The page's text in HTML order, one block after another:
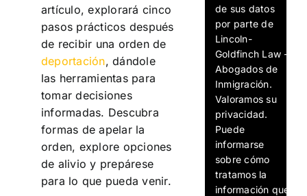
artículo, explorará cinco
pasos prácticos después
de recibir una orden de
deportación, dándole
las herramientas para
tomar decisiones
informadas. Descubra
formas de apelar la
orden, explore opciones
de alivio y prepárese
para lo que pueda venir.
de sus datos
por parte de
Lincoln-
Goldfinch Law -
Abogados de
Inmigración.
Valoramos su
privacidad.
Puede
informarse
sobre cómo
tratamos la
información que